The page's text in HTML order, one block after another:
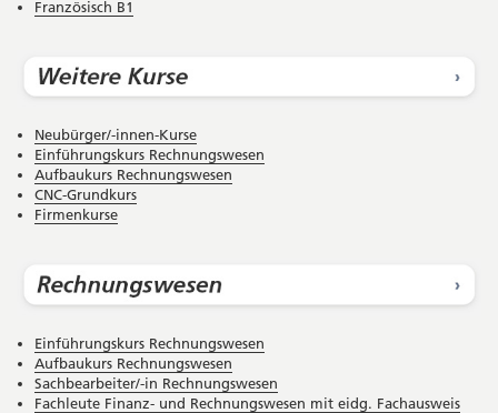
Französisch B1
Neubürger/-innen-Kurse
Einführungskurs Rechnungswesen
Aufbaukurs Rechnungswesen
CNC-Grundkurs
Firmenkurse
Einführungskurs Rechnungswesen
Aufbaukurs Rechnungswesen
Sachbearbeiter/-in Rechnungswesen
Fachleute Finanz- und Rechnungswesen mit eidg. Fachausweis